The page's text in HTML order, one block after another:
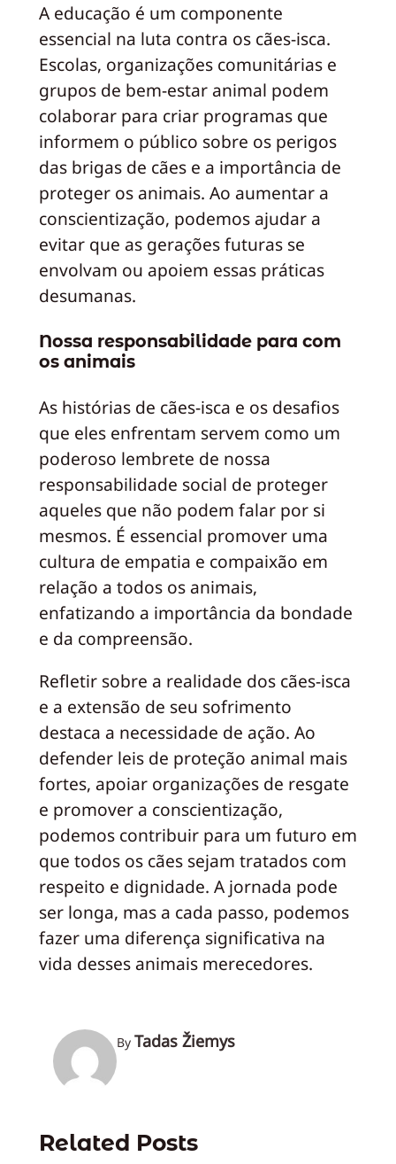
A educação é um componente
essencial na luta contra os cães-isca.
Escolas, organizações comunitárias e
grupos de bem-estar animal podem
colaborar para criar programas que
informem o público sobre os perigos
das brigas de cães e a importância de
proteger os animais. Ao aumentar a
conscientização, podemos ajudar a
evitar que as gerações futuras se
envolvam ou apoiem essas práticas
desumanas.
Nossa responsabilidade para com
os animais
As histórias de cães-isca e os desafios
que eles enfrentam servem como um
poderoso lembrete de nossa
responsabilidade social de proteger
aqueles que não podem falar por si
mesmos. É essencial promover uma
cultura de empatia e compaixão em
relação a todos os animais,
enfatizando a importância da bondade
e da compreensão.
Refletir sobre a realidade dos cães-isca
e a extensão de seu sofrimento
destaca a necessidade de ação. Ao
defender leis de proteção animal mais
fortes, apoiar organizações de resgate
e promover a conscientização,
podemos contribuir para um futuro em
que todos os cães sejam tratados com
respeito e dignidade. A jornada pode
ser longa, mas a cada passo, podemos
fazer uma diferença significativa na
vida desses animais merecedores.
By Tadas Žiemys
Related Posts